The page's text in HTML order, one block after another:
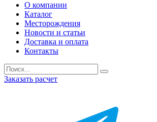
О компании
Каталог
Месторождения
Новости и статьи
Доставка и оплата
Контакты
Заказать расчет